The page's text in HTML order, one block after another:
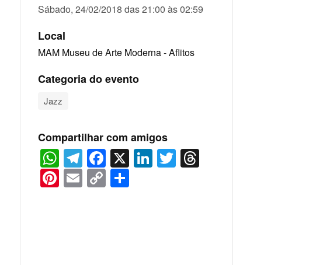
Sábado, 24/02/2018 das 21:00 às 02:59
Local
MAM Museu de Arte Moderna - Aflitos
Categoria do evento
Jazz
Compartilhar com amigos
WhatsApp
Telegram
Facebook
X LinkedIn
Twitter
Pinterest
Email
Copy
Link